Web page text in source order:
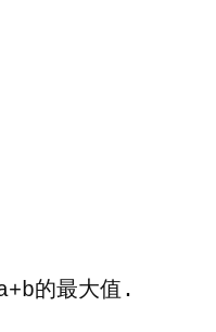
的最大值.